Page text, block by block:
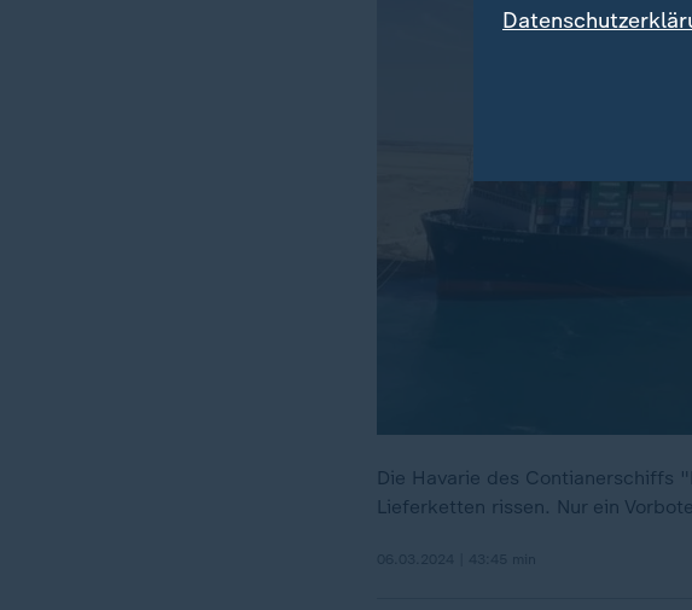
Die Havarie des Contianerschiffs
Lieferketten rissen. Nur ein